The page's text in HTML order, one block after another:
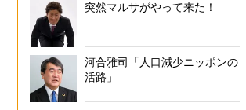
突然マルサがやって来た！
河合雅司「人口減少ニッポンの
活路」